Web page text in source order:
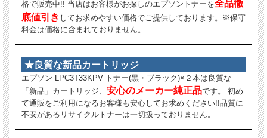
格で販売中!! 当店はお客様がお探しのエプソントナーを全品徹
底値引き してお求めやすい価格でご提供しております。※保守
料金は価格に含まれておりません。
★良質な新品カートリッジ
エプソン LPC3T33KPV トナー(黒・ブラック)×２本は良質な
「新品」カートリッジ、 安心のメーカー純正品です。 初め
て通販をご利用になるお客様も安心してお求めください!!品質に
不安があるリサイクルトナーは一切扱っておりません。